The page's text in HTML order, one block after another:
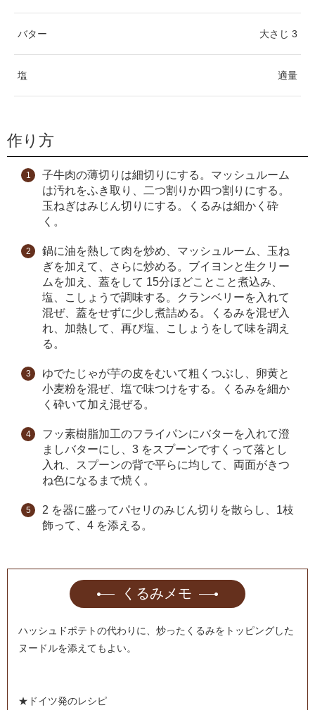
バター 大さじ 3
塩 適量
作り方
子牛肉の薄切りは細切りにする。マッシュルーム
は汚れをふき取り、二つ割りか四つ割りにする。
玉ねぎはみじん切りにする。くるみは細かく砕
く。
鍋に油を熱して肉を炒め、マッシュルーム、玉ね
ぎを加えて、さらに炒める。ブイヨンと生クリー
ムを加え、蓋をして 15分ほどことこと煮込み、
塩、こしょうで調味する。クランベリーを入れて
混ぜ、蓋をせずに少し煮詰める。くるみを混ぜ入
れ、加熱して、再び塩、こしょうをして味を調え
る。
ゆでたじゃが芋の皮をむいて粗くつぶし、卵黄と
小麦粉を混ぜ、塩で味つけをする。くるみを細か
く砕いて加え混ぜる。
フッ素樹脂加工のフライパンにバターを入れて澄
ましバターにし、3 をスプーンですくって落とし
入れ、スプーンの背で平らに均して、両面がきつ
ね色になるまで焼く。
2 を器に盛ってパセリのみじん切りを散らし、1枝
飾って、4 を添える。
くるみメモ
ハッシュドポテトの代わりに、炒ったくるみをトッピングした
ヌードルを添えてもよい。
★ドイツ発のレシピ